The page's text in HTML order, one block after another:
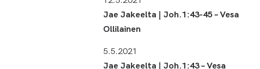
Jae Jakeelta | Joh.1:43-45 – Vesa
Ollilainen
5.5.2021
Jae Jakeelta | Joh.1:43 – Vesa